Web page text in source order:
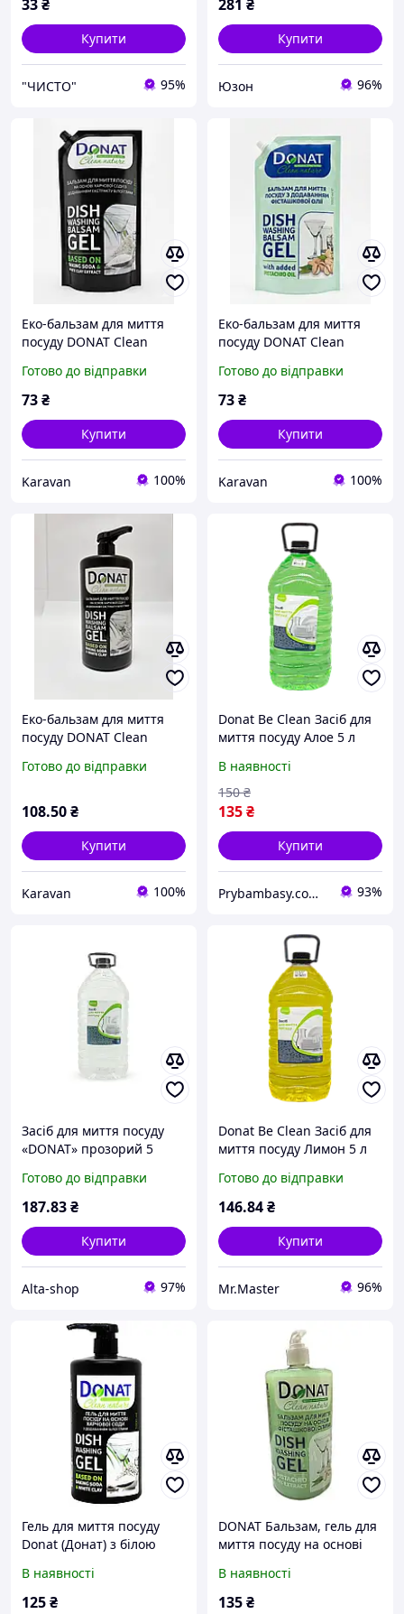
33₴
Купити
"ЧИСТО" 95%
281 ₴
Купити
Юзон 96%
Еко-бальзам для миття
посуду DONAT Clean
соди з екстрактом білої
глини, 1000 мл
Готово до відправки
73₴
Купити
Karavan 100%
Еко-бальзам для миття
посуду DONAT Clean
Balsam Gel" з
фісташковою олією, дой-
Готово до відправки
73₴
Купити
Karavan 100%
Еко-бальзам для миття
посуду DONAT Clean
Balsam Gel" на основі
глини з дозатором, 1000
Готово до відправки
108.50₴
Купити
Karavan 100%
Donat Be Clean Засіб для
миття посуду Алое 5 л
В наявності
135₴
150 ₴
Купити
Prybambasy.com.ua - магазин товарів для дому 93%
Засіб для миття посуду
«DONAT» прозорий 5
Готово до відправки
187.83₴
Купити
Alta-shop 97%
Donat Be Clean Засіб для
миття посуду Лимон 5 л
Готово до відправки
146.84₴
Купити
Mr.Master 96%
Гель для миття посуду
Donat (Донат) з білою
В наявності
125₴
DONAT Бальзам, гель для
миття посуду на основі
В наявності
135₴